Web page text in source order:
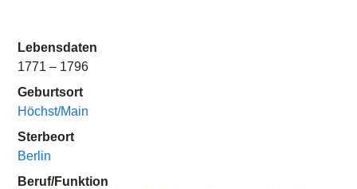
Lebensdaten
1771 – 1796
Geburtsort
Höchst/Main
Sterbeort
Berlin
Beruf/Funktion